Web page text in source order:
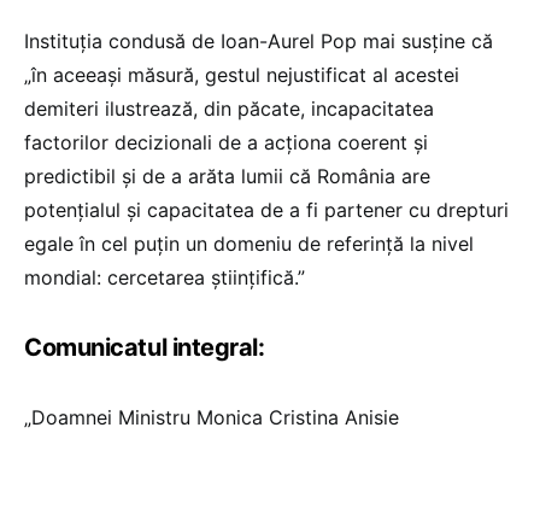
Instituția condusă de Ioan-Aurel Pop mai susține că
„în aceeași măsură, gestul nejustificat al acestei
demiteri ilustrează, din păcate, incapacitatea
factorilor decizionali de a acționa coerent și
predictibil și de a arăta lumii că România are
potențialul și capacitatea de a fi partener cu drepturi
egale în cel puțin un domeniu de referință la nivel
mondial: cercetarea științifică.”
Comunicatul integral:
„Doamnei Ministru Monica Cristina Anisie